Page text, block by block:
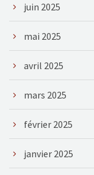
juin 2025
mai 2025
avril 2025
mars 2025
février 2025
janvier 2025